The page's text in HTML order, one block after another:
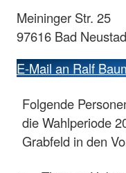
Meininger Str. 25
97616 Bad
E-Mail an Ralf
Folgende
die Wahlperiode
Grabfeld in den